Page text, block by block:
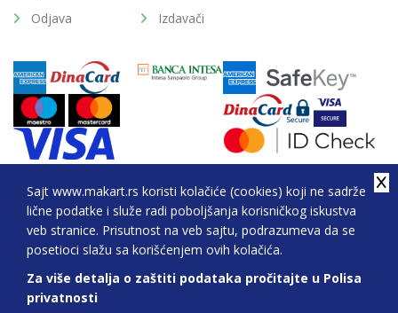
Sajt www.makart.rs koristi kolačiće (cookies) koji ne sadrže
lične podatke i služe radi poboljšanja korisničkog iskustva
veb stranice. Prisutnost na veb sajtu, podrazumeva da se
posetioci slažu sa korišćenjem ovih kolačića.
Za više detalja o zaštiti podataka pročitajte u Polisa
privatnosti
Odjava
Izdavači
2026. All Rights Reserved © Makart.rs - MAKART DOO
BEOGRAD (NOVI BEOGRAD), PIB: 105184104, MB:
20337524
Sve cene na ovom sajtu iskazane su u dinarima. PDV je uračunat u cenu.
Nastojimo da budemo što precizniji u opisu proizvoda, prikazu slika i